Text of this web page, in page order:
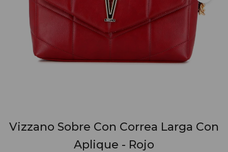
Vizzano Sobre Con Correa Larga Con
Aplique - Rojo